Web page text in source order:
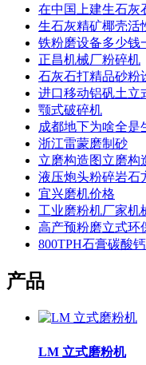
在中国上建生石灰
生石灰精矿椰壳活
铁粉磨设备多少钱
正昌机械厂粉碎机
石灰石打精品砂粉
进口移动铝矾土立
颚式破碎机
成都地下为啥全是
浙江雷蒙磨制砂
立磨构造图立磨构
液压炮头粉碎岩石
宜兴磨机价格
工业磨粉机厂家机
高产预粉磨立式环
800TPH石膏碳酸
产品
LM 立式磨粉机